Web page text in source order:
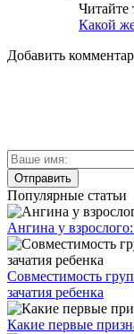
Читайте
Какой
Добавить
Популярные статьи
Ангина у
Совместимость
зачатия ребенка
Какие первые